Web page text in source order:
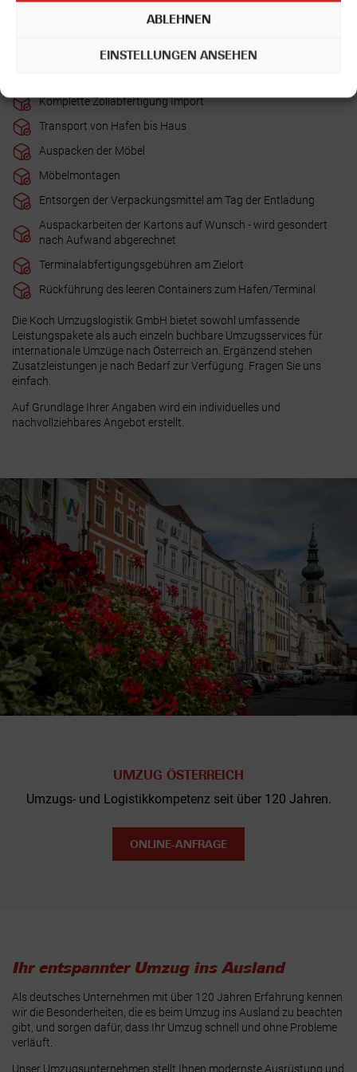
ABLEHNEN
EINSTELLUNGEN ANSEHEN
Containerbeladung bei Ihnen am Haus oder Vorholung zu
unserem Lager - Situationsabhängig
Transport von Haus/Lager bis Hafen
Komplette Zollabfertigung Import
Transport von Hafen bis Haus
Auspacken der Möbel
Möbelmontagen
Entsorgen der Verpackungsmittel am Tag der Entladung
Auspackarbeiten der Kartons auf Wunsch - wird gesondert
nach Aufwand abgerechnet
Terminalabfertigungsgebühren am Zielort
Rückführung des leeren Containers zum Hafen/Terminal
Die Koch Umzugslogistik GmbH bietet sowohl umfassende
Leistungspakete als auch einzeln buchbare Umzugsservices für
internationale Umzüge nach Österreich an. Ergänzend stehen
Zusatzleistungen je nach Bedarf zur Verfügung. Fragen Sie uns
einfach.
Auf Grundlage Ihrer Angaben wird ein individuelles und
nachvollziehbares Angebot erstellt.
UMZUG ÖSTERREICH
Umzugs- und Logistikkompetenz seit über 120 Jahren.
ONLINE-ANFRAGE
Ihr entspannter Umzug ins Ausland
Als deutsches Unternehmen mit über 120 Jahren Erfahrung kennen
wir die Besonderheiten, die es beim Umzug ins Ausland zu beachten
gibt, und sorgen dafür, dass Ihr Umzug schnell und ohne Probleme
verläuft.
Unser Umzugsunternehmen stellt Ihnen modernste Ausrüstung und